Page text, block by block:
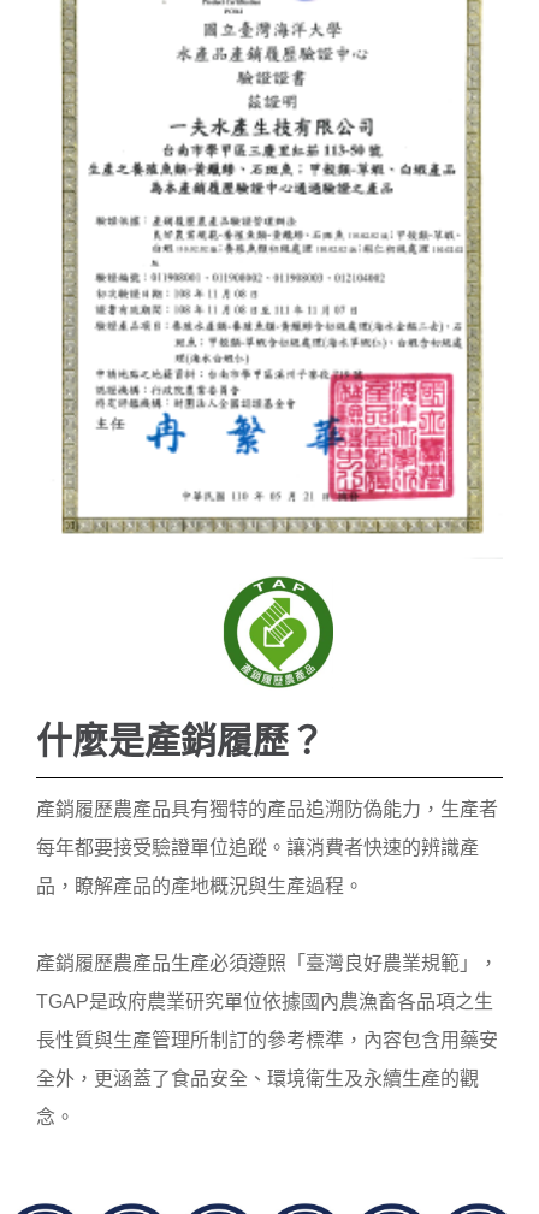
pcs) / 1 box
Size/Package: L (200g / 7-10 pcs)
Size/Package: XL (200g / 6-7
pcs) / 1 box
Size/Package: 2XL (200g / 5-6
pcs) / 1 box
Size/Package: 3XL (200g / 3-4
pcs) / 1 box
Size/Package: 4XL (200g / 2 pcs)
Product Status: Whole round・
Flash frozen
サイズ／梱包：M（200g / 10-12
尾）/ 1箱入
サイズ／梱包：XL（200g / 6-7
尾）/ 1箱入
サイズ／梱包：3XL（200g / 3-4
尾）/ 1箱入
製品状態：丸ごと・急速冷凍
Size/Package: 250-300g / 1 piece
Size/Package: 300-350g / 1 piece
Product Status: Whole round・
Seafrozen・Flash frozen
サイズ／梱包：150-200g / 1尾
サイズ／梱包：200-250g / 1尾
サイズ／梱包：250-300g / 1尾
サイズ／梱包：300-350g / 1尾
製品状態：丸ごと・船上凍結・急
什麼是產銷履歷？
產銷履歷農產品具有獨特的產品追溯防偽能力，生產者
每年都要接受驗證單位追蹤。讓消費者快速的辨識產
品，瞭解產品的產地概況與生產過程。
產銷履歷農產品生產必須遵照「臺灣良好農業規範」，
TGAP是政府農業研究單位依據國內農漁畜各品項之生
長性質與生產管理所制訂的參考標準，內容包含用藥安
全外，更涵蓋了食品安全、環境衛生及永續生產的觀
念。